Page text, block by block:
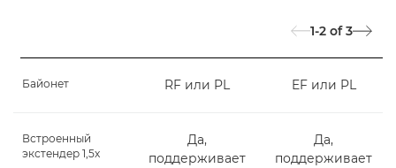
1-2 of 3
Байонет RF или PL EF или PL
Встроенный
экстендер 1,5x
Да,
поддерживает
Да,
поддерживает